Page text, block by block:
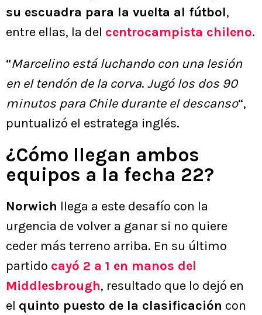
su escuadra para la vuelta al fútbol,
entre ellas, la del centrocampista chileno.
“Marcelino está luchando con una lesión
en el tendón de la corva. Jugó los dos 90
minutos para Chile durante el descanso“,
puntualizó el estratega inglés.
¿Cómo llegan ambos
equipos a la fecha 22?
Norwich llega a este desafío con la
urgencia de volver a ganar si no quiere
ceder más terreno arriba. En su último
partido cayó 2 a 1 en manos del
Middlesbrough, resultado que lo dejó en
el quinto puesto de la clasificación con